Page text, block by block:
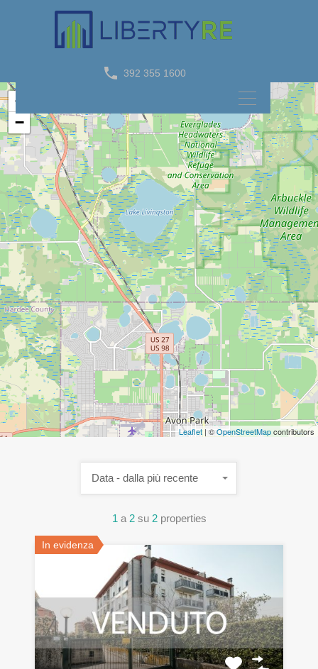
392 355 1600
Condominio
+
−
Leaflet| ©OpenStreetMapcontributors
1 a 2 su 2 properties
Data - dalla più recente
In evidenza